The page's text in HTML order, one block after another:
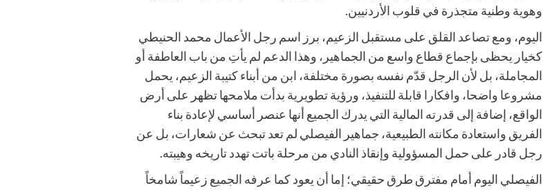
وهوية وطنية متجذرة في قلوب الأردنيين.
اليوم، ومع تصاعد القلق على مستقبل الزعيم، برز اسم رجل الأعمال محمد الحنيطي
كخيار يحظى بإجماع قطاع واسع من الجماهير، وهذا الدعم لم يأتِ من باب العاطفة أو
المجاملة، بل لأن الرجل قدّم نفسه بصورة مختلفة، ابن من أبناء كتيبة الزعيم، يحمل
مشروعا واضحا، وافكارا قابلة للتنفيذ، ورؤية تطويرية بدأت ملامحها تظهر على أرض
الواقع، إضافة إلى قدرته المالية التي يدرك الجميع أنها عنصر أساسي لإعادة بناء
الفريق واستعادة مكانته الطبيعية، جماهير الفيصلي لم تعد تبحث عن شعارات، بل عن
رجل قادر على حمل المسؤولية وإنقاذ النادي من مرحلة باتت تهدد تاريخه وهيبته.
الفيصلي اليوم أمام مفترق طرق حقيقي؛ إما أن يعود كما عرفه الجميع زعيماً شامخاً